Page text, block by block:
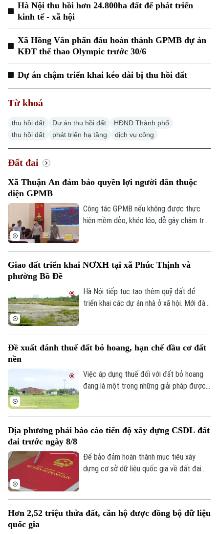
Chuyên mục
Thời sự
Hà Nội
Chính trị
Hà Nội
Nhịp sống Hà Nội
Thế giới
Hà Nội thu hồi hơn 24.800ha đất để phát triển
kinh tế - xã hội
Xã Hồng Vân phấn đấu hoàn thành GPMB dự án
KĐT thể thao Olympic trước 30/6
Dự án chậm triển khai kéo dài bị thu hồi đất
Từ khoá
thu hồi đất Dự án thu hồi đất
HĐND Thành phố
thu hồi đất
phát triển hạ tầng dịch vụ công
Đất đai
Xã Thuận An đảm bảo quyền lợi người dân thuộc
diện GPMB
Công tác GPMB nếu không được thực
hiện mềm dẻo, khéo léo, dễ gây chậm trễ,
hoạt, hiệu quả trong công tác giải phóng
nhanh tiến độ các dự án mà còn tạo được
niềm tin trong nhân dân.
Giao đất triển khai NƠXH tại xã Phúc Thịnh và
phường Bồ Đề
Hà Nội tiếp tục tạo thêm quỹ đất để
triển khai các dự án nhà ở xã hội. Mới đây,
Tiên Dương 1. Cùng với đó, gần 1,2ha đất
triển khai dự án nhà ở xã hội HH5 Long
Biên.
Đề xuất đánh thuế đất bỏ hoang, hạn chế đầu cơ đất
nền
Việc áp dụng thuế đối với đất bỏ hoang
đang là một trong những giải pháp được
Địa phương phải báo cáo tiến độ xây dựng CSDL đất
đai trước ngày 8/8
Để bảo đảm hoàn thành mục tiêu xây
dựng cơ sở dữ liệu quốc gia về đất đai
báo cáo trước ngày 8/8.
Hơn 2,52 triệu thửa đất, căn hộ được đồng bộ dữ liệu
quốc gia